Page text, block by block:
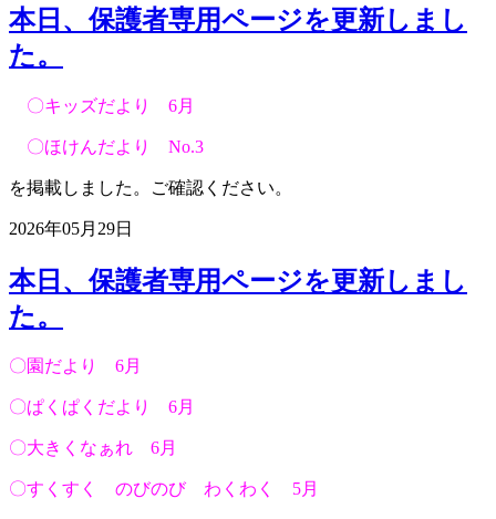
本日、保護者専用ページを更新しまし
た。
〇キッズだより 6月
〇ほけんだより No.3
を掲載しました。ご確認ください。
2026年05月29日
本日、保護者専用ページを更新しまし
た。
〇園だより 6月
〇ぱくぱくだより 6月
〇大きくなぁれ 6月
〇すくすく のびのび わくわく 5月